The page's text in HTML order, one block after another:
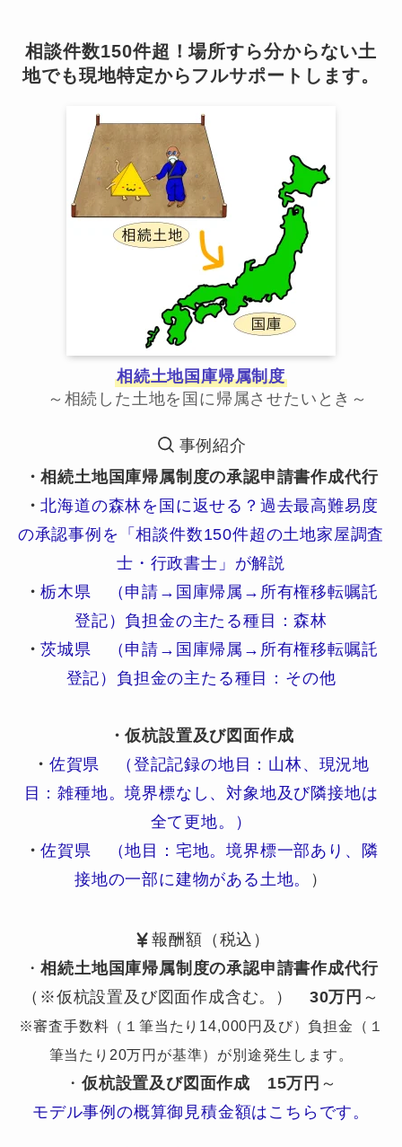
相談件数150件超！場所すら分からない土
地でも現地特定からフルサポートします。
相続土地国庫帰属制度
～相続した土地を国に帰属させたいとき～
事例紹介
・相続土地国庫帰属制度の承認申請書作成代行
・北海道の森林を国に返せる？過去最高難易度
の承認事例を「相談件数150件超の土地家屋調査
士・行政書士」が解説
・栃木県 （申請→国庫帰属→所有権移転嘱託
登記）負担金の主たる種目：森林
・茨城県 （申請→国庫帰属→所有権移転嘱託
登記）負担金の主たる種目：その他
・仮杭設置及び図面作成
・ 佐賀県 （登記記録の地目：山林、現況地
目：雑種地。境界標なし、対象地及び隣接地は
全て更地。）
・佐賀県 （地目：宅地。境界標一部あり、隣
接地の一部に建物がある土地。
）
報酬額（税込）
・相続土地国庫帰属制度の承認申請書作成代行
（※仮杭設置及び図面作成含む。） 30万円 ～
※審査手数料（１筆当たり14,000円及び）負担金（１
筆当たり20万円が基準）が別途発生します。
・ 仮杭設置及び図面作成 15万円 ～
モデル事例の概算御見積金額はこちらです。